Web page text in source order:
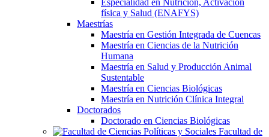
Especialidad en Nutrición, Activación
física y Salud (ENAFYS)
Maestrías
Maestría en Gestión Integrada de Cuencas
Maestría en Ciencias de la Nutrición
Humana
Maestría en Salud y Producción Animal
Sustentable
Maestría en Ciencias Biológicas
Maestría en Nutrición Clínica Integral
Doctorados
Doctorado en Ciencias Biológicas
Facultad de